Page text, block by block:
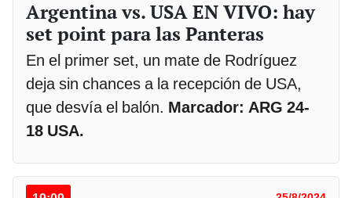
Argentina vs. USA EN VIVO: hay
set point para las Panteras
En el primer set, un mate de Rodríguez
deja sin chances a la recepción de USA,
que desvía el balón. Marcador: ARG 24-
18 USA.